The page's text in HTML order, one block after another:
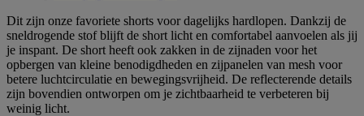
Dit zijn onze favoriete shorts voor dagelijks hardlopen. Dankzij de
sneldrogende stof blijft de short licht en comfortabel aanvoelen als jij
je inspant. De short heeft ook zakken in de zijnaden voor het
opbergen van kleine benodigdheden en zijpanelen van mesh voor
betere luchtcirculatie en bewegingsvrijheid. De reflecterende details
zijn bovendien ontworpen om je zichtbaarheid te verbeteren bij
weinig licht.